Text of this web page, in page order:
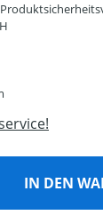
den
IN DEN